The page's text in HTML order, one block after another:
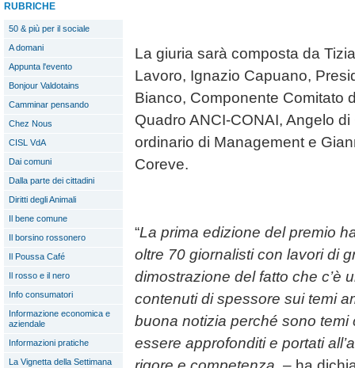
RUBRICHE
50 & più per il sociale
A domani
Appunta l'evento
Bonjour Valdotains
Camminar pensando
Chez Nous
CISL VdA
Dai comuni
Dalla parte dei cittadini
Diritti degli Animali
Il bene comune
Il borsino rossonero
Il Poussa Café
Il rosso e il nero
Info consumatori
Informazione economica e
aziendale
Informazioni pratiche
La Vignetta della Settimana
La giuria sarà composta da
Lavoro, Ignazio Capuano,
Bianco, Componente Comitato
Quadro ANCI-CONAI, Angelo
ordinario di Management e
Coreve.
“La prima edizione del premio
oltre 70 giornalisti con lavori di
dimostrazione del fatto che c’è
contenuti di spessore sui temi
buona notizia perché sono
essere approfonditi e portati